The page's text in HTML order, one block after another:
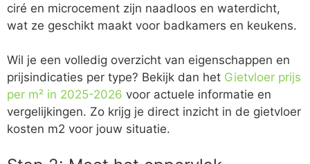
ciré en microcement zijn naadloos en waterdicht,
wat ze geschikt maakt voor badkamers en keukens.
Wil je een volledig overzicht van eigenschappen en
prijsindicaties per type? Bekijk dan het Gietvloer prijs
per m² in 2025-2026 voor actuele informatie en
vergelijkingen. Zo krijg je direct inzicht in de gietvloer
kosten m2 voor jouw situatie.